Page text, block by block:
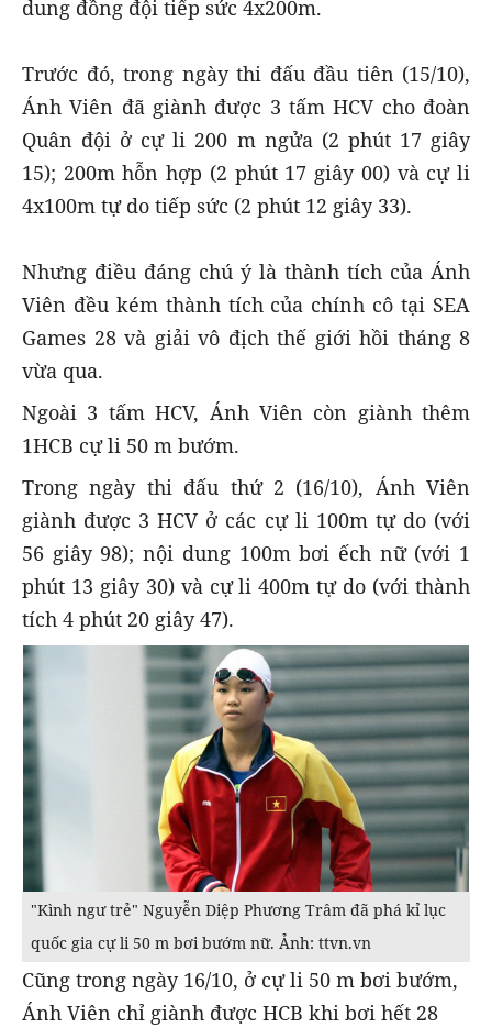
dung đồng đội tiếp sức 4x200m.
Trước đó, trong ngày thi đấu đầu tiên (15/10),
Ánh Viên đã giành được 3 tấm HCV cho đoàn
Quân đội ở cự li 200 m ngửa (2 phút 17 giây
15); 200m hỗn hợp (2 phút 17 giây 00) và cự li
4x100m tự do tiếp sức (2 phút 12 giây 33).
Nhưng điều đáng chú ý là thành tích của Ánh
Viên đều kém thành tích của chính cô tại SEA
Games 28 và giải vô địch thế giới hồi tháng 8
vừa qua.
Ngoài 3 tấm HCV, Ánh Viên còn giành thêm
1HCB cự li 50 m bướm.
Trong ngày thi đấu thứ 2 (16/10), Ánh Viên
giành được 3 HCV ở các cự li 100m tự do (với
56 giây 98); nội dung 100m bơi ếch nữ (với 1
phút 13 giây 30) và cự li 400m tự do (với thành
tích 4 phút 20 giây 47).
"Kình ngư trẻ" Nguyễn Diệp Phương Trâm đã phá kỉ lục
quốc gia cự li 50 m bơi bướm nữ. Ảnh: ttvn.vn
Cũng trong ngày 16/10, ở cự li 50 m bơi bướm,
Ánh Viên chỉ giành được HCB khi bơi hết 28